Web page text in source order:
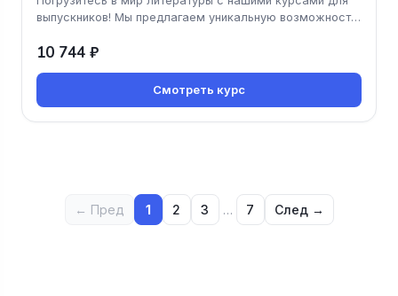
выпускников! Мы предлагаем уникальную возможность
10 744 ₽
Смотреть курс
← Пред 1 2 3 … 7 След →